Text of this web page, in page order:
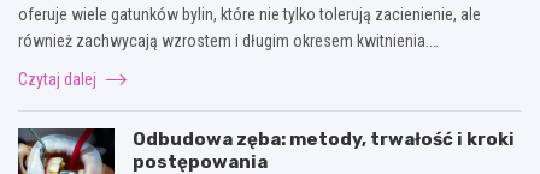
oferuje wiele gatunków bylin, które nie tylko tolerują zacienienie, ale
również zachwycają wzrostem i długim okresem kwitnienia.…
Czytaj dalej
Odbudowa zęba: metody, trwałość i kroki
postępowania